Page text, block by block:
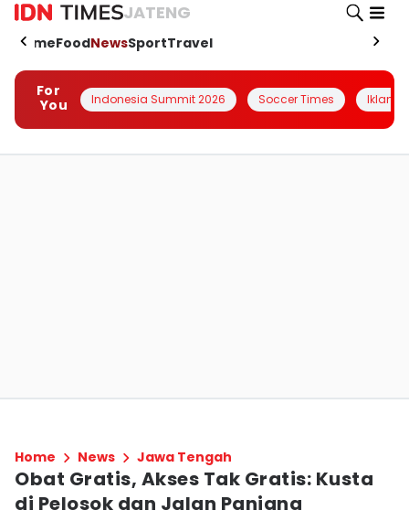
JATENG
HomeFoodNewsSportTravel
For
You
Indonesia Summit 2026 Soccer Times Iklanin
Home News Jawa Tengah
Obat Gratis, Akses Tak Gratis: Kusta
di Pelosok dan Jalan Panjang